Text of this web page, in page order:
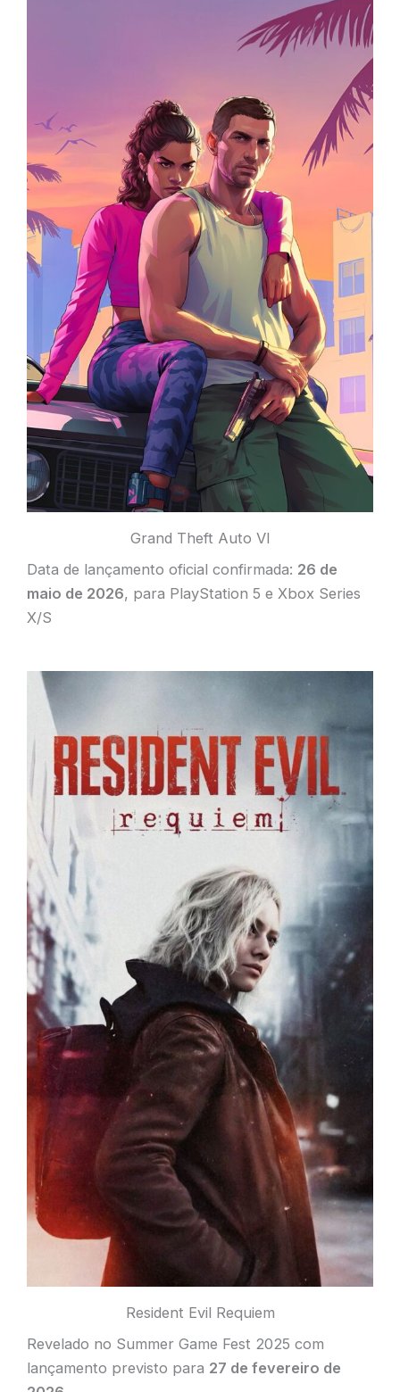
Grand Theft Auto VI
Data de lançamento oficial confirmada: 26 de
maio de 2026, para PlayStation 5 e Xbox Series
X/S
Resident Evil Requiem
Revelado no Summer Game Fest 2025 com
lançamento previsto para 27 de fevereiro de